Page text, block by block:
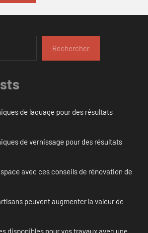
Rechercher
de laquage pour des résultats
de vernissage pour des résultats
avec ces conseils de rénovation de
peuvent augmenter la valeur de
disponibles pour vos travaux avec une